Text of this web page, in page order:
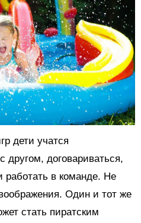
дети учатся
другом, договариваться,
работать в команде. Не
Один и тот же
стать пиратским